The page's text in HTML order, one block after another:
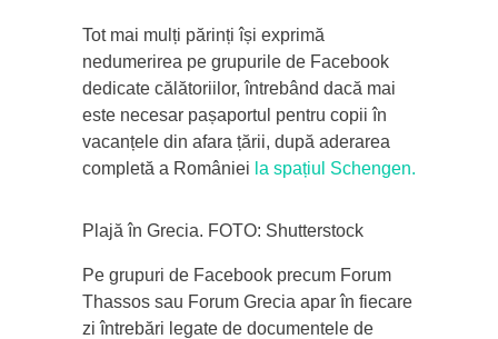
Tot mai mulți părinți își exprimă
nedumerirea pe grupurile de Facebook
dedicate călătoriilor, întrebând dacă mai
este necesar pașaportul pentru copii în
vacanțele din afara țării, după aderarea
completă a României la spațiul Schengen.
Plajă în Grecia. FOTO: Shutterstock
Pe grupuri de Facebook precum Forum
Thassos sau Forum Grecia apar în fiecare
zi întrebări legate de documentele de